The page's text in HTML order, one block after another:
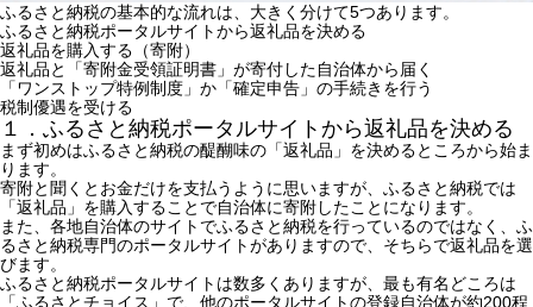
ふるさと納税の基本的な流れは、大きく分けて5つあります。
ふるさと納税ポータルサイトから返礼品を決める
返礼品を購入する（寄附）
返礼品と「寄附金受領証明書」が寄付した自治体から届く
「ワンストップ特例制度」か「確定申告」の手続きを行う
税制優遇を受ける
１．ふるさと納税ポータルサイトから返礼品を決める
まず初めはふるさと納税の醍醐味の「返礼品」を決めるところから始ま
ります。
寄附と聞くとお金だけを支払うように思いますが、ふるさと納税では
「返礼品」を購入することで自治体に寄附したことになります。
また、各地自治体のサイトでふるさと納税を行っているのではなく、ふ
るさと納税専門のポータルサイトがありますので、そちらで返礼品を選
びます。
ふるさと納税ポータルサイトは数多くありますが、最も有名どころは
「ふるさとチョイス 」で、他のポータルサイトの登録自治体が約200程